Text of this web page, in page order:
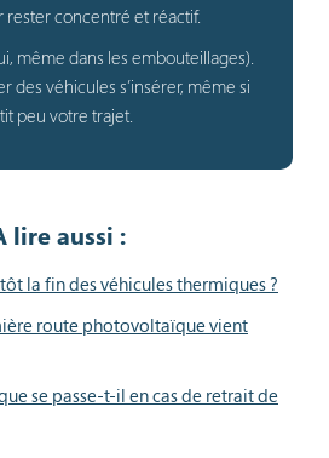
concentré et réactif.
même dans les embouteillages).
des véhicules s’insérer, même si
peu votre trajet.
lire aussi :
la fin des véhicules thermiques ?
route photovoltaïque vient
se passe-t-il en cas de retrait de